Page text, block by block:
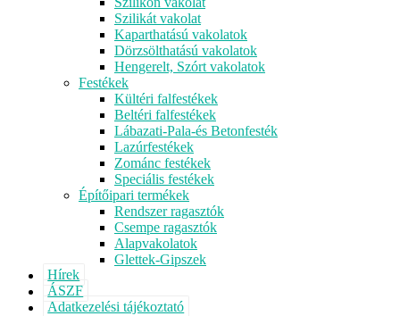
Szilikát vakolat
Kaparthatású vakolatok
Dörzsölthatású vakolatok
Hengerelt, Szórt vakolatok
Festékek
Kültéri falfestékek
Beltéri falfestékek
Lábazati-Pala-és Betonfesték
Lazúrfestékek
Zománc festékek
Speciális festékek
Építőipari termékek
Rendszer ragasztók
Csempe ragasztók
Alapvakolatok
Glettek-Gipszek
Hírek
ÁSZF
Adatkezelési tájékoztató